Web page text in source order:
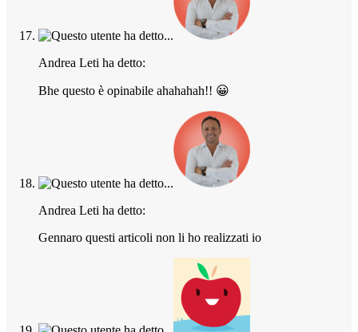
Andrea Leti ha detto:
Bhe questo è opinabile ahahahah!! 😀
Andrea Leti ha detto:
Gennaro questi articoli non li ho realizzati io